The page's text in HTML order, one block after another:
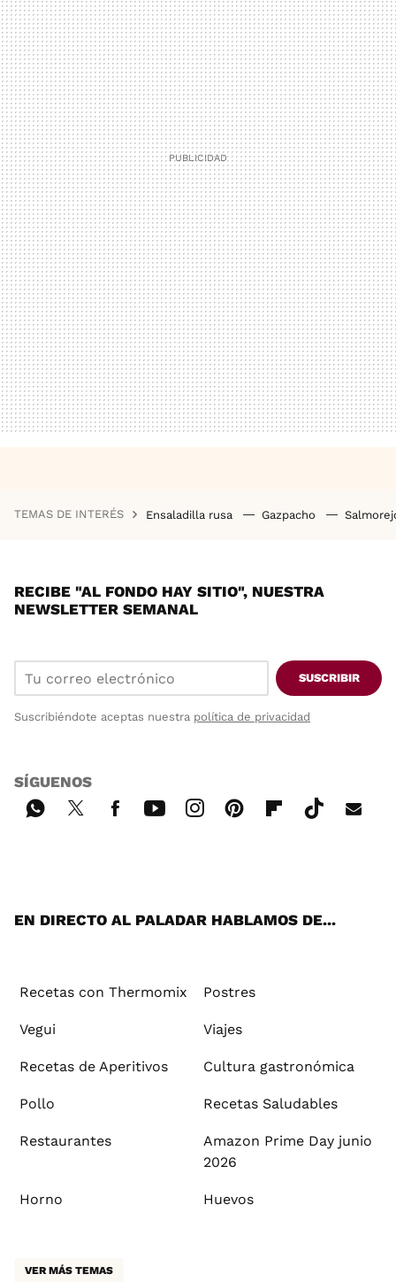
TEMAS DE INTERÉS Ensaladilla rusa Gazpacho
RECIBE "AL FONDO HAY SITIO", NUESTRA
NEWSLETTER SEMANAL
SUSCRIBIR
Suscribiéndote aceptas nuestra política de privacidad
SÍGUENOS
EN DIRECTO AL PALADAR HABLAMOS DE...
Recetas con Thermomix Postres
Vegui Viajes
Recetas de Aperitivos Cultura gastronómica
Pollo Recetas Saludables
Restaurantes
Amazon Prime Day junio
2026
Horno Huevos
VER MÁS TEMAS